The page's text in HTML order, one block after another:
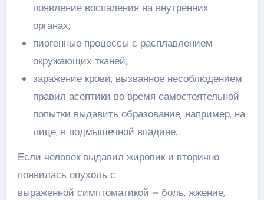
появление воспаления на внутренних
органах;
пиогенные процессы с расплавлением
окружающих тканей;
заражение крови, вызванное несоблюдением
правил асептики во время самостоятельной
попытки выдавить образование, например, на
лице, в подмышечной впадине.
Если человек выдавил жировик и вторично
появилась опухоль с
выраженной симптоматикой – боль, жжение,